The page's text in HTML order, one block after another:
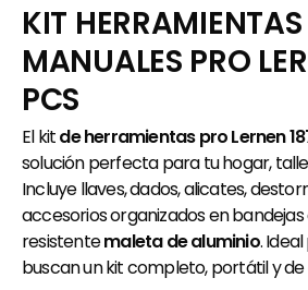
KIT HERRAMIENTAS
MANUALES PRO
PCS
El kitde herramientas pro Lernen
solución perfecta para tu hogar,
Incluye llaves, dados, alicates,
accesorios organizados en
resistentemaleta de aluminio.
buscan un kit completo, portátil y de